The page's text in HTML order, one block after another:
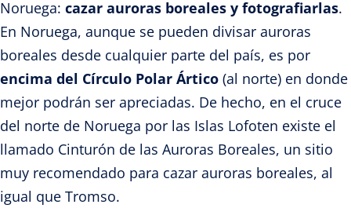
Noruega: cazar auroras boreales y fotografiarlas.
En Noruega, aunque se pueden divisar auroras
boreales desde cualquier parte del país, es por
encima del Círculo Polar Ártico (al norte) en donde
mejor podrán ser apreciadas. De hecho, en el cruce
del norte de Noruega por las Islas Lofoten existe el
llamado Cinturón de las Auroras Boreales, un sitio
muy recomendado para cazar auroras boreales, al
igual que Tromso.